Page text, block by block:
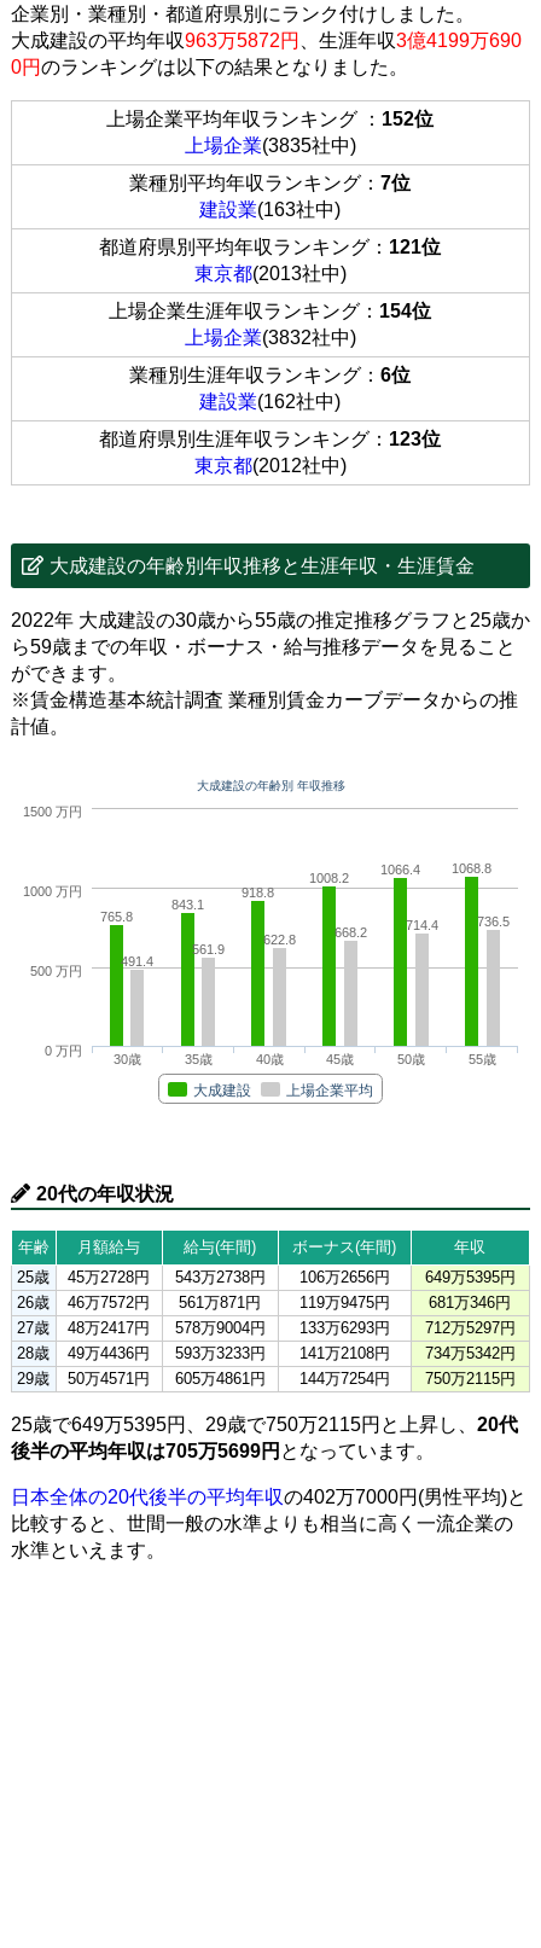
企業別・業種別・都道府県別にランク付けしました。
大成建設の平均年収963万5872円 、生涯年収3億4199万690
0円のランキングは以下の結果となりました。
上場企業平均年収ランキング ： 152位
上場企業(3835社中)
業種別平均年収ランキング：7位
建設業(163社中)
都道府県別平均年収ランキング： 121位
東京都(2013社中)
上場企業生涯年収ランキング： 154位
上場企業(3832社中)
業種別生涯年収ランキング：6位
建設業(162社中)
都道府県別生涯年収ランキング： 123位
東京都(2012社中)
大成建設の年齢別年収推移と生涯年収・生涯賃金
2022年 大成建設の30歳から55歳の推定推移グラフと25歳か
ら59歳までの年収・ボーナス・給与推移データを見ること
ができます。
※賃金構造基本統計調査 業種別賃金カーブデータからの推
計値。
大成建設の年齢別 年収推移
765.8
843.1
918.8
1008.2
1066.4 1068.8
491.4
561.9
622.8 668.2 714.4 736.5
大成建設 上場企業平均
30歳 35歳 40歳 45歳 50歳 55歳
0 万円
500 万円
1000 万円
1500 万円
20代の年収状況
年齢 月額給与 給与(年間) ボーナス(年間)
年収
25歳
45万2728円 543万2738円 106万2656円
649万5395円
26歳
46万7572円 561万871円 119万9475円
681万346円
27歳
48万2417円 578万9004円 133万6293円
712万5297円
28歳
49万4436円 593万3233円 141万2108円
734万5342円
29歳
50万4571円 605万4861円 144万7254円 750万2115円
25歳で649万5395円、29歳で750万2115円と上昇し、 20代
後半の平均年収は705万5699円 となっています。
日本全体の20代後半の平均年収の402万7000円(男性平均)と
比較すると、世間一般の水準よりも相当に高く一流企業の
水準といえます。